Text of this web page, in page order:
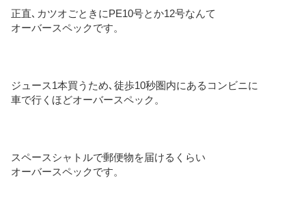
正直､カツオごときにPE10号とか12号なんて
オーバースペックです。
ジュース1本買うため､徒歩10秒圏内にあるコンビニに
車で行くほどオーバースペック。
スペースシャトルで郵便物を届けるくらい
オーバースペックです。